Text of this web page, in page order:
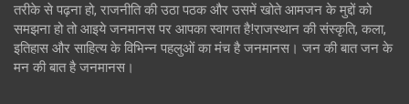
तरीके से पढ़ना हो, राजनीति की उठा पठक और उसमें खोते आमजन के मुद्दों को
समझना हो तो आइये जनमानस पर आपका स्वागत है!राजस्थान की संस्कृति, कला,
इतिहास और साहित्य के विभिन्न पहलुओं का मंच है जनमानस। जन की बात जन के
मन की बात है जनमानस।